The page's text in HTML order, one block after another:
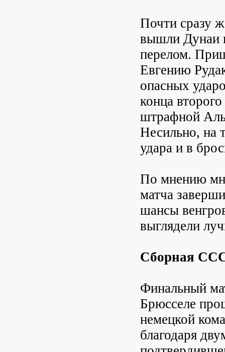
Почти сразу
вышли Дунаи
перелом.
Евгению
опасных
конца
штрафной
Несильно, на
удара и в
По мнению
матча
шансы
выглядели
Сборная
Финальный
Брюсселе
немецкой
благодаря